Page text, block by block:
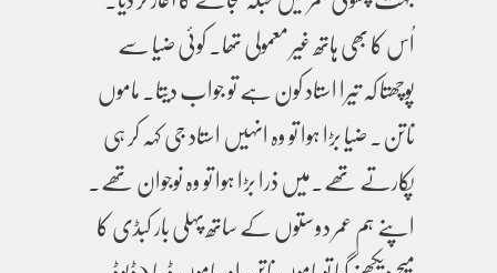
اُس کا بھی ہاتھ غیر معمولی تھا۔ کوئی ضیا سے
پوچھتا کہ تیرا استاد کون ہے تو جواب دیتا۔ ماموں
ناتن۔ ضیا بڑا ہوا تو وہ انہیں استاد جی کہہ کر ہی
پکارتے تھے۔میں ذرا بڑا ہوا تو وہ نوجوان تھے۔
اپنے ہم عمر دوستوں کے ساتھ پہلی بار کبڈی کا